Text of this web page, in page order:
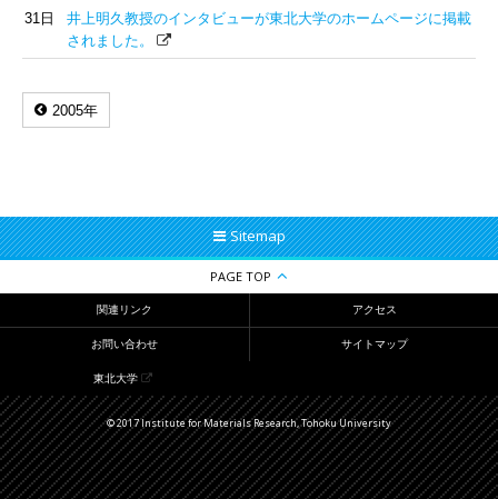
31日
井上明久教授のインタビューが東北大学のホームページに掲載
されました。
2005年
Sitemap
PAGE TOP
関連リンク アクセス
お問い合わせ サイトマップ
東北大学
© 2017 Institute for Materials Research, Tohoku University